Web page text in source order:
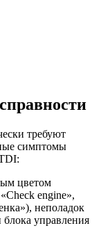
требуют
симптомы
цветом
engine»,
неполадок
управления